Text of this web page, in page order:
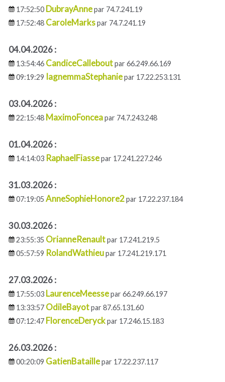
17:52:50 DubrayAnnepar 74.7.241.19
17:52:48 CaroleMarkspar 74.7.241.19
04.04.2026 :
13:54:46 CandiceCalleboutpar 66.249.66.169
09:19:29 IagnemmaStephaniepar 17.22.253.131
03.04.2026 :
22:15:48 MaximoFonceapar 74.7.243.248
01.04.2026 :
14:14:03 RaphaelFiassepar 17.241.227.246
31.03.2026 :
07:19:05 AnneSophieHonore2par 17.22.237.184
30.03.2026 :
23:55:35 OrianneRenaultpar 17.241.219.5
05:57:59 RolandWathieupar 17.241.219.171
27.03.2026 :
17:55:03 LaurenceMeessepar 66.249.66.197
13:33:57 OdileBayotpar 87.65.131.60
07:12:47 FlorenceDeryckpar 17.246.15.183
26.03.2026 :
00:20:09 GatienBataillepar 17.22.237.117